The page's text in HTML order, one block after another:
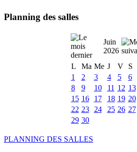
Planning des salles
Juin
2026
L
Ma Me J V S
1
2 3 4 5 6
8
9 10 11 12 13
15 16 17 18 19 20
22 23 24 25 26 27
29 30
PLANNING DES SALLES